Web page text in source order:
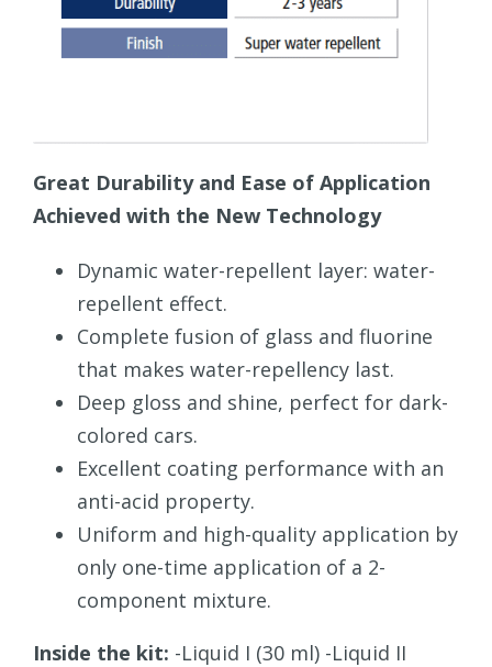
Great Durability and Ease of Application
Achieved with the New Technology
Dynamic water-repellent layer: water-
repellent effect.
Complete fusion of glass and fluorine
that makes water-repellency last.
Deep gloss and shine, perfect for dark-
colored cars.
Excellent coating performance with an
anti-acid property.
Uniform and high-quality application by
only one-time application of a 2-
component mixture.
Inside the kit: -Liquid I (30 ml) -Liquid II